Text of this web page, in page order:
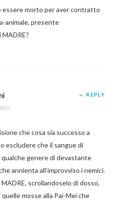
essere morto per aver contratto
animale, presente
REPLY
che cosa sia successo a
escludere che il sangue di
genere di devastante
annienta all’improvviso i nemici.
scrollandoselo di dosso,
mosse alla Pai-Mei che